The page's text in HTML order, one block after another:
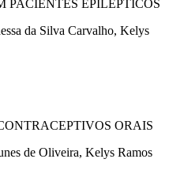
EPILÉPTICOS
da Silva Carvalho, Kelys
ORAIS
de Oliveira, Kelys Ramos